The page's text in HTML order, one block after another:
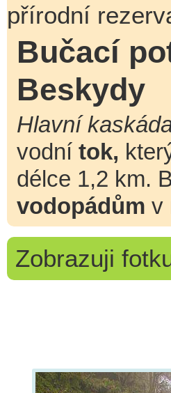
přírodní
Bučací
Beskydy
Hlavní
vodní tok,
délce 1,2 km.
vodopádům v
Zobrazuji